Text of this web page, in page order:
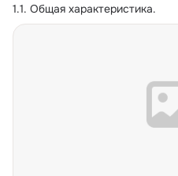
1.1. Общая характеристика.